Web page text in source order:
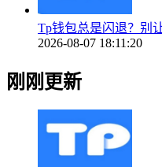
Tp钱包总是闪退？别
2026-08-07 18:11:20
刚刚更新